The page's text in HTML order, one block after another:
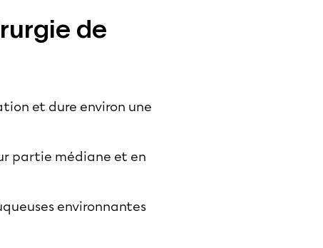
de
et dure environ une
partie médiane et en
environnantes